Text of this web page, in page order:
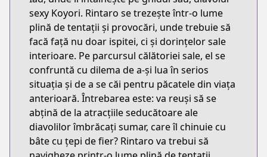
sexy Koyori. Rintaro se trezește într-o lume
plină de tentații și provocări, unde trebuie să
facă față nu doar ispitei, ci și dorințelor sale
interioare. Pe parcursul călătoriei sale, el se
confruntă cu dilema de a-și lua în serios
situația și de a se căi pentru păcatele din viața
anterioară. Întrebarea este: va reuși să se
abțină de la atracțiile seducătoare ale
diavolilor îmbrăcați sumar, care îl chinuie cu
bâte cu țepi de fier? Rintaro va trebui să